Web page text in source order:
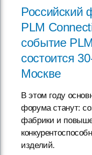
Российский
PLM
событие
состоится
Москве
В этом году
форума станут:
фабрики и
изделий.